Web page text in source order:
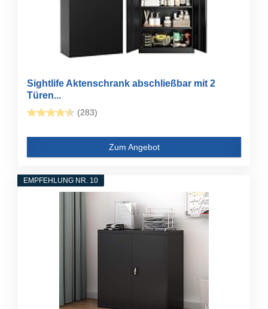
Sightlife Aktenschrank abschließbar mit 2
Türen...
(283)
Zum Angebot
EMPFEHLUNG NR. 10